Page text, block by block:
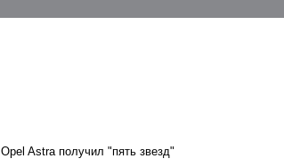
Opel Astra получил "пять звезд"